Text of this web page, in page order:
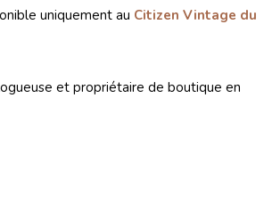
uniquement au Citizen Vintage du
et propriétaire de boutique en